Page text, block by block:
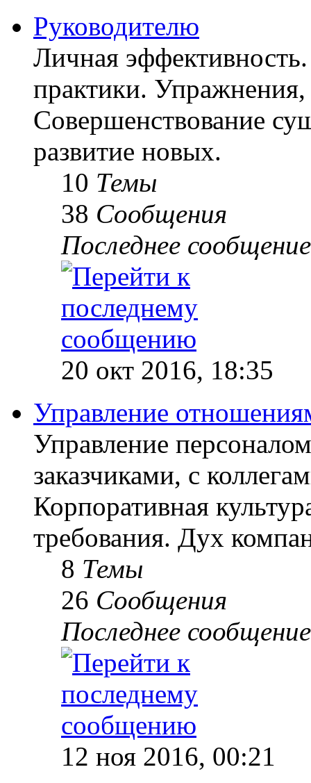
Руководителю
Личная
практики.
Совершенствование
развитие новых.
10 Темы
38 Сообщения
Последнее сообщение
20 окт 2016, 18:35
Управление
Управление
заказчиками, с
Корпоративная
требования. Дух
8 Темы
26 Сообщения
Последнее сообщение
12 ноя 2016, 00:21